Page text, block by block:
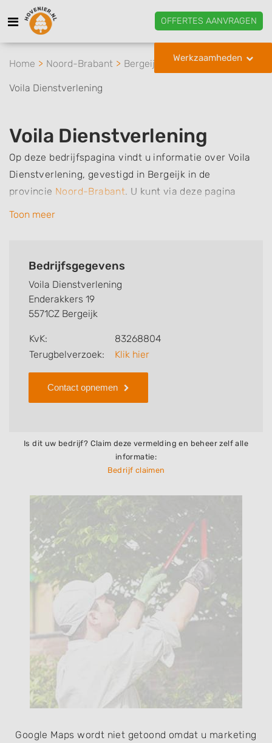
OFFERTES AANVRAGEN
Werkzaamheden
Home Noord-Brabant Bergeijk
Voila Dienstverlening
Voila Dienstverlening
Op deze bedrijfspagina vindt u informatie over Voila
Dienstverlening, gevestigd in Bergeijk in de
provincie Noord-Brabant. U kunt via deze pagina
eenvoudig contact met het bedrijf opnemen door te
kunt u snel zien welke zaken Voila Dienstverlening
of review achterlaten als u al ervaring heeft met dit
bedrijf.
Zoekt u een ander bedrijf? Bekijk dan andere
hoveniers en bedrijven inBergeijk
Toon meer
Bedrijfsgegevens
Voila Dienstverlening
Enderakkers 19
5571CZ Bergeijk
KvK:
83268804
Terugbelverzoek:
Klik hier
Contact opnemen
Is dit uw bedrijf? Claim deze vermelding en beheer zelf alle
informatie:
Bedrijf claimen
Google Maps wordt niet getoond omdat u marketing